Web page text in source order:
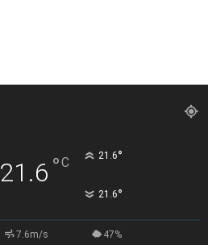
21.6 °C 21.6°
21.6°
7.6m/s 47%